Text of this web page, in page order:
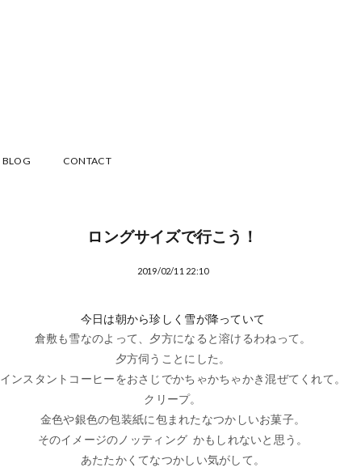
BLOG CONTACT
ロングサイズで行こう！
2019/02/11 22:10
今日は朝から珍しく雪が降っていて
倉敷も雪なのよって、夕方になると溶けるわねって。
夕方伺うことにした。
インスタントコーヒーをおさじでかちゃかちゃかき混ぜてくれて。
クリープ。
金色や銀色の包装紙に包まれたなつかしいお菓子。
そのイメージのノッティング かもしれないと思う。
あたたかくてなつかしい気がして。